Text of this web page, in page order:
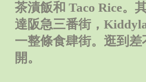
茶漬飯和 Taco Rice。
達阪急三番街，
一整條食肆街。逛到
開。